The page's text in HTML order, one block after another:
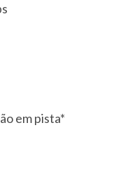
em pista*